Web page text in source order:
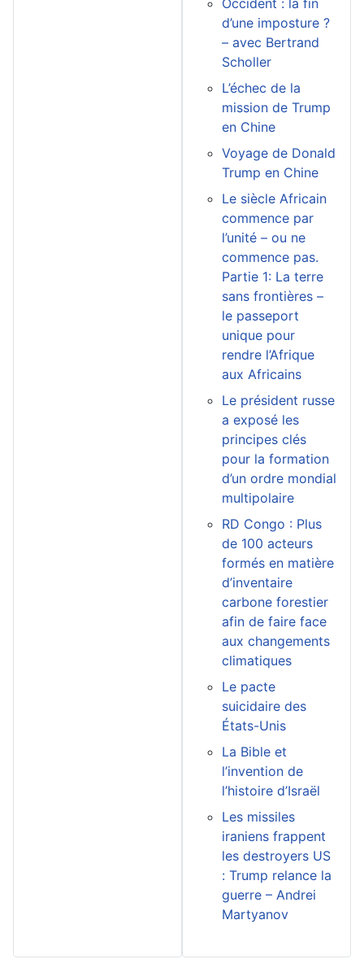
d’une imposture ?
– avec Bertrand
Scholler
L’échec de la
mission de Trump
en Chine
Voyage de Donald
Trump en Chine
Le siècle Africain
commence par
l’unité – ou ne
commence pas.
Partie 1: La terre
sans frontières –
le passeport
unique pour
rendre l’Afrique
aux Africains
Le président russe
a exposé les
principes clés
pour la formation
d’un ordre mondial
multipolaire
RD Congo : Plus
de 100 acteurs
formés en matière
d’inventaire
carbone forestier
afin de faire face
aux changements
climatiques
Le pacte
suicidaire des
États-Unis
La Bible et
l’invention de
l’histoire d’Israël
Les missiles
iraniens frappent
les destroyers US
: Trump relance la
guerre – Andrei
Martyanov